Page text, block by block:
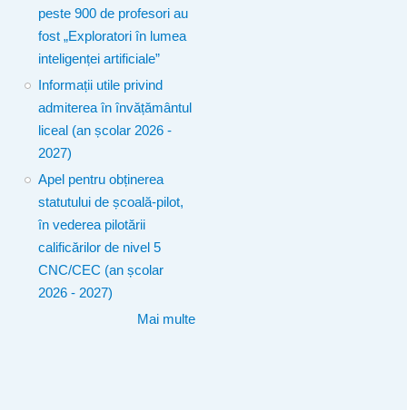
peste 900 de profesori au
fost „Exploratori în lumea
inteligenței artificiale”
Informații utile privind
admiterea în învățământul
liceal (an școlar 2026 -
2027)
Apel pentru obținerea
statutului de școală-pilot,
în vederea pilotării
calificărilor de nivel 5
CNC/CEC (an școlar
2026 - 2027)
Mai multe